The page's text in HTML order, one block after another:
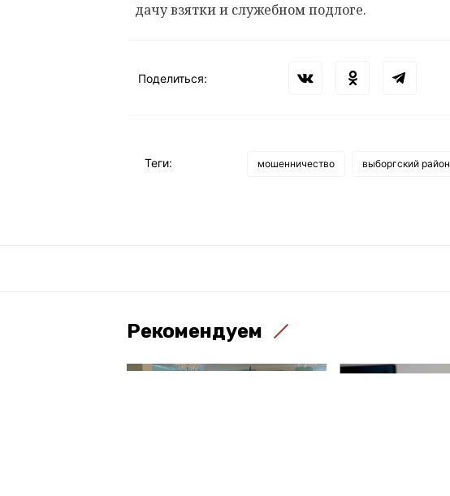
дачу взятки и служебном подлоге.
Поделиться:
Теги: мошенничество выборгский район
Рекомендуем